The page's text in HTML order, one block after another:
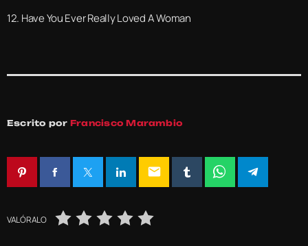
12. Have You Ever Really Loved A Woman
Escrito por Francisco Marambio
email
VALÓRALO